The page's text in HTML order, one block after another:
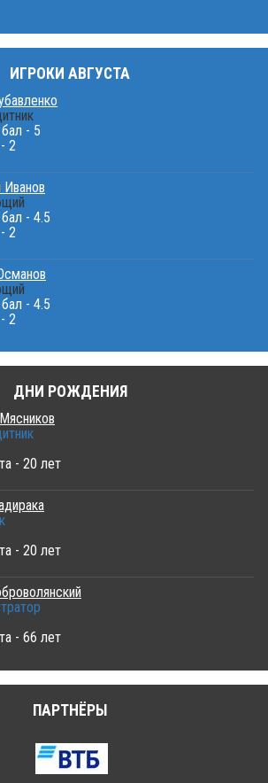
ИГРОКИ АВГУСТА
- 5
2
- 4.5
2
- 4.5
2
ДНИ РОЖДЕНИЯ
- 20 лет
- 20 лет
- 66 лет
ПАРТНЁРЫ